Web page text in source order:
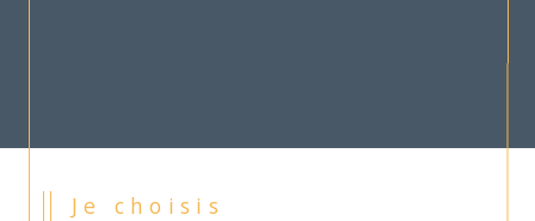
Je choisis